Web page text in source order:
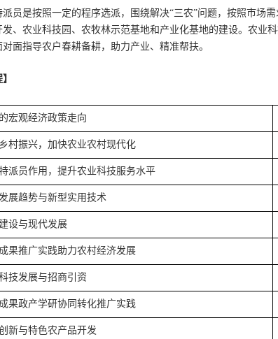
派员是按照一定的程序选派，围绕解决“三农”问题，按照市场
、农业科技园、农牧林示范基地和产业化基地的建设。农业
面指导农户春耕备耕，助力产业、精准帮扶。
宏观经济政策走向
村振兴，加快农业农村现代化
派员作用，提升农业科技服务水平
展趋势与新型实用技术
设与现代发展
果推广实践助力农村经济发展
技发展与招商引资
果政产学研协同转化推广实践
新与特色农产品开发